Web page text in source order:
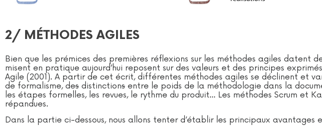
2/ MÉTHODES AGILES
Bien que les prémices des premières réflexions sur les méthodes agiles datent
misent en pratique aujourd’hui reposent sur des valeurs et des principes
Agile (2001). A partir de cet écrit, différentes méthodes agiles se déclinent et
de formalisme, des distinctions entre le poids de la méthodologie dans la
les étapes formelles, les revues, le rythme du produit… Les méthodes Scrum et
répandues.
Dans la partie ci-dessous, nous allons tenter d’établir les principaux avantages